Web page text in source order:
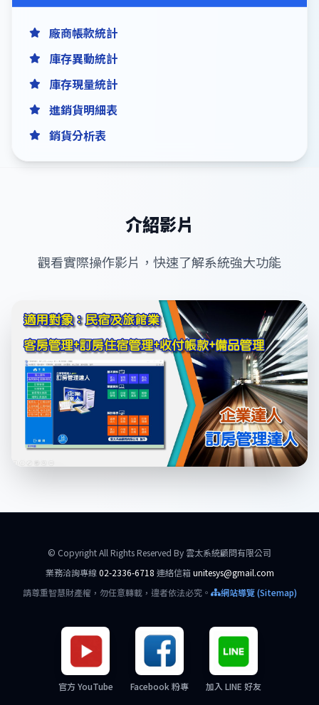
廠商帳款統計
庫存異動統計
庫存現量統計
進銷貨明細表
銷貨分析表
介紹影片
觀看實際操作影片，快速了解系統強大功能
© Copyright All Rights Reserved By 雲太系統顧問有限公司
業務洽詢專線 02-2336-6718 連絡信箱unitesys@gmail.com
請尊重智慧財產權，勿任意轉載，違者依法必究。
網站導覽 (Sitemap)
官方 YouTube Facebook 粉專 加入 LINE 好友